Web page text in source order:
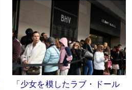
「少女を模したラブ・ドール